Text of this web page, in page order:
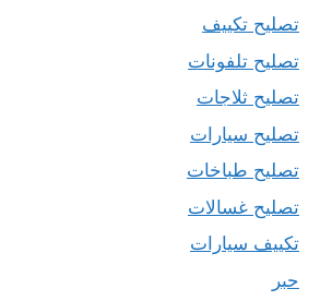
تصليح تكييف
تصليح تلفونات
تصليح ثلاجات
تصليح سيارات
تصليح طباخات
تصليح غسالات
تكييف سيارات
حبر